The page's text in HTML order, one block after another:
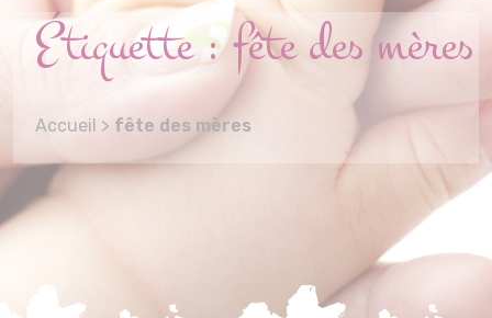
Étiquette :fête des mères
Accueil > fête des mères